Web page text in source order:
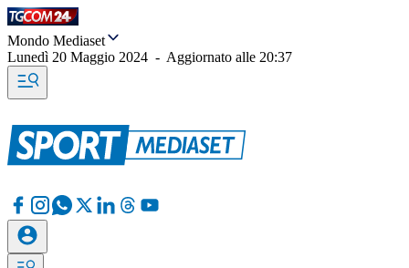
Mondo Mediaset
Lunedì 20 Maggio 2024 - Aggiornato alle 20:37